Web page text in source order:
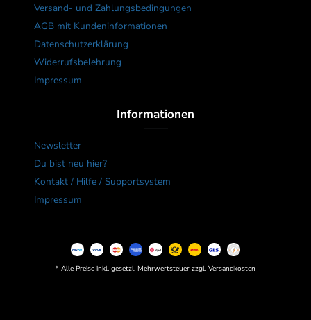
Versand- und Zahlungsbedingungen
AGB mit Kundeninformationen
Datenschutzerklärung
Widerrufsbelehrung
Impressum
Informationen
Newsletter
Du bist neu hier?
Kontakt / Hilfe / Supportsystem
Impressum
* Alle Preise inkl. gesetzl. Mehrwertsteuer zzgl. Versandkosten